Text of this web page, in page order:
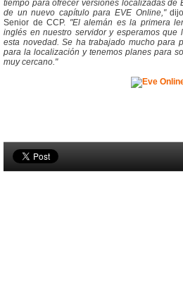
tiempo para ofrecer versiones localizadas de
de un nuevo capítulo para EVE Online,"
Senior de CCP. "El alemán es la primera
inglés en nuestro servidor y esperamos que
esta novedad. Se ha trabajado mucho para
para la localización y tenemos planes para
muy cercano."